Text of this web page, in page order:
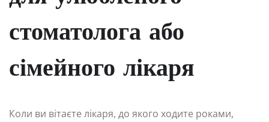
стоматолога або
сімейного лікаря
Коли ви вітаєте лікаря, до якого ходите роками,